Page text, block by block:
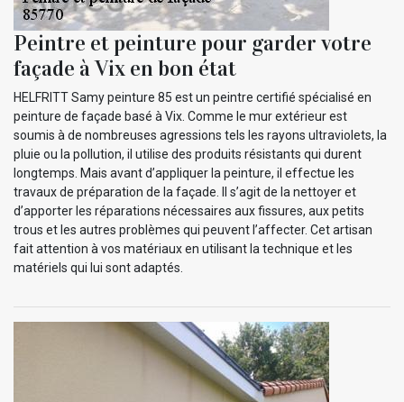
Peintre et peinture pour garder votre
façade à Vix en bon état
HELFRITT Samy peinture 85 est un peintre certifié spécialisé en
peinture de façade basé à Vix. Comme le mur extérieur est
soumis à de nombreuses agressions tels les rayons ultraviolets, la
pluie ou la pollution, il utilise des produits résistants qui durent
longtemps. Mais avant d’appliquer la peinture, il effectue les
travaux de préparation de la façade. Il s’agit de la nettoyer et
d’apporter les réparations nécessaires aux fissures, aux petits
trous et les autres problèmes qui peuvent l’affecter. Cet artisan
fait attention à vos matériaux en utilisant la technique et les
matériels qui lui sont adaptés.